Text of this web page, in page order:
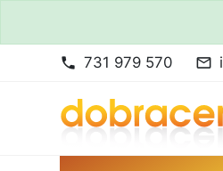
phone 731 979 570 mail_outline